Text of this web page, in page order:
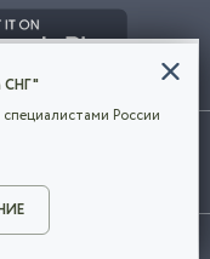
означает
их
СНГ"
России